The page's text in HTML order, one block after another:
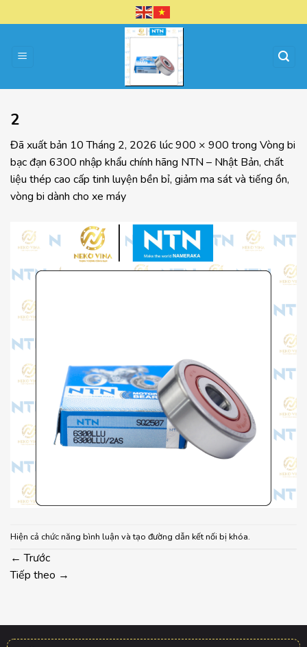
đến
dung
2
Đã xuất bản 10 Tháng 2, 2026 lúc900 × 900 trong Vòng bi
bạc đạn 6300 nhập khẩu chính hãng NTN – Nhật Bản, chất
liệu thép cao cấp tinh luyện bền bỉ, giảm ma sát và tiếng ồn,
vòng bi dành cho xe máy
Hiện cả chức năng bình luận và tạo đường dẫn kết nối bị khóa.
← Trước
Tiếp theo →